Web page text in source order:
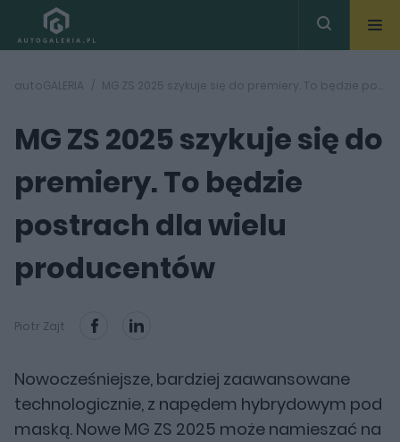
autoGALERIA MG ZS 2025 szykuje się do premiery. To będzie postrach dla wielu producentów
MG ZS 2025 szykuje się do
premiery. To będzie
postrach dla wielu
producentów
Piotr Zajt
Nowocześniejsze, bardziej zaawansowane
technologicznie, z napędem hybrydowym pod
maską. Nowe MG ZS 2025 może namieszać na